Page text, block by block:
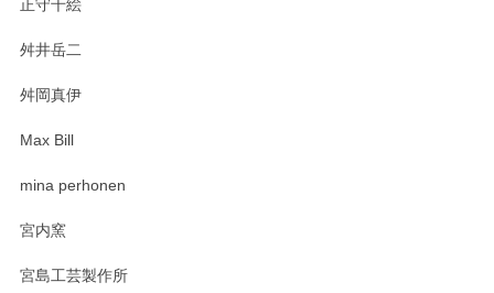
おかけしました。 ありがとうございます。
正守千絵
舛井岳二
舛岡真伊
Max Bill
mina perhonen
宮内窯
宮島工芸製作所